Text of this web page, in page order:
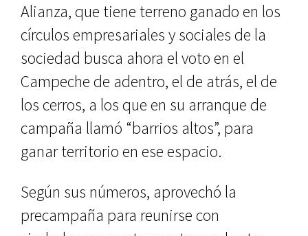
Alianza, que tiene terreno ganado en los
círculos empresariales y sociales de la
sociedad busca ahora el voto en el
Campeche de adentro, el de atrás, el de
los cerros, a los que en su arranque de
campaña llamó “barrios altos”, para
ganar territorio en ese espacio.
Según sus números, aprovechó la
precampaña para reunirse con